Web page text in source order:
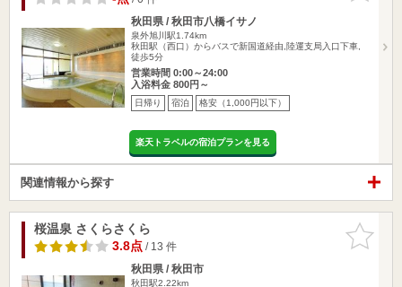
秋田県 / 秋田市八橋イサノ
泉外旭川駅1.74km
秋田駅（西口）からバスで新国道経由,陸運支局入口下車,
徒歩5分
営業時間 0:00～24:00
入浴料金 800円～
日帰り 宿泊 格安（1,000円以下）
楽天トラベルの宿泊プランを見る
関連情報から探す
お気に入
りに追加
桜温泉 さくらさくら
3.8点/ 13 件
秋田県 / 秋田市
秋田駅2.22km